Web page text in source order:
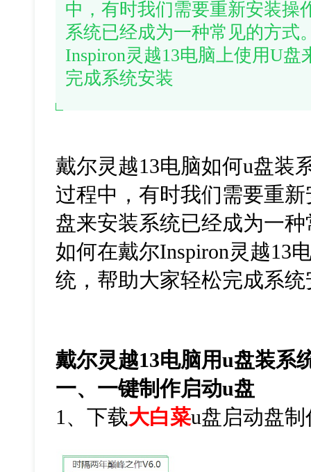
中，有时我们需要重新安装操
系统已经成为一种常见的方式
Inspiron灵越13电脑上使用U
完成系统安装
戴尔灵越13电脑如何u盘装
过程中，有时我们需要重
盘来安装系统已经成为一
如何在戴尔Inspiron灵越13
统，帮助大家轻松完成系统
戴尔灵越13电脑用u盘装系
一、一键制作启动u盘
1 、下载大白菜u盘启动盘